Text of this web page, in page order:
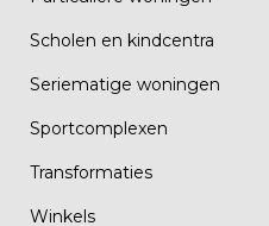
Scholen en kindcentra
Seriematige woningen
Sportcomplexen
Transformaties
Winkels